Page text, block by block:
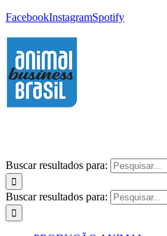
FacebookInstagramSpotify
Buscar resultados para:
Buscar resultados para: